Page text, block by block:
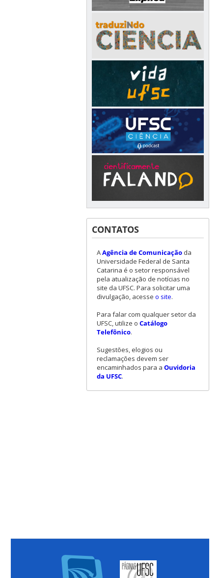
CONTATOS
AAgência de Comunicaçãoda
Universidade Federal de Santa
Catarina é o setor responsável
pela atualização de notícias no
site da UFSC. Para solicitar uma
divulgação, acesse o site.
Para falar com qualquer setor da
UFSC, utilize o Catálogo
Telefônico.
Sugestões, elogios ou
reclamações devem ser
encaminhados para a Ouvidoria
da UFSC.